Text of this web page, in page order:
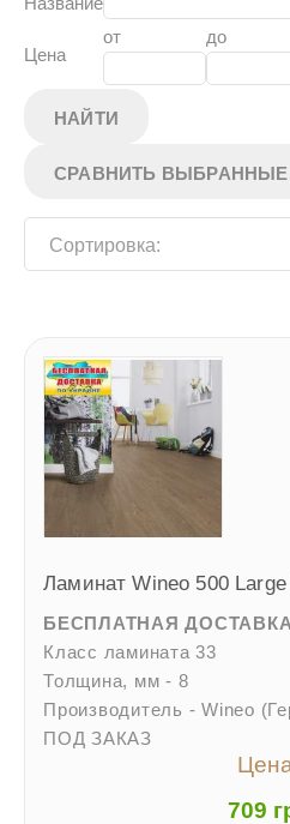
Цена
от до
Ламинат Wineo 500
БЕСПЛАТНАЯ
Класс ламината 33
Толщина, мм - 8
Производитель - Wineo
ПОД ЗАКАЗ
709